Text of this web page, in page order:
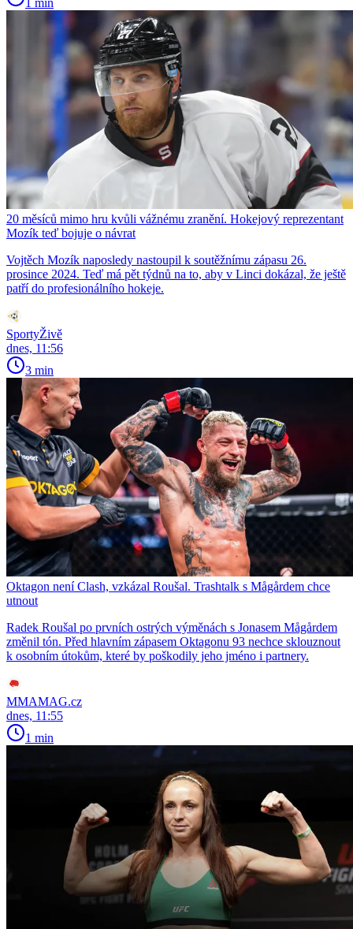
20 měsíců mimo hru kvůli vážnému zranění. Hokejový reprezentant
Mozík teď bojuje o návrat
Vojtěch Mozík naposledy nastoupil k soutěžnímu zápasu 26.
prosince 2024. Teď má pět týdnů na to, aby v Linci dokázal, že ještě
patří do profesionálního hokeje.
SportyŽivě
dnes, 11:56
3 min
Oktagon není Clash, vzkázal Roušal. Trashtalk s Mågårdem chce
utnout
Radek Roušal po prvních ostrých výměnách s Jonasem Mågårdem
změnil tón. Před hlavním zápasem Oktagonu 93 nechce sklouznout
k osobním útokům, které by poškodily jeho jméno i partnery.
MMAMAG.cz
dnes, 11:55
1 min